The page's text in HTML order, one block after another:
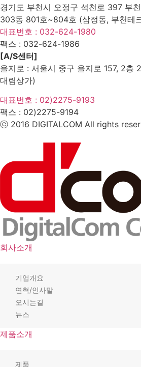
경기도 부천시 오정구 석천로 397 부
303동 801호~804호 (삼정동, 부천테
대표번호 : 032-624-1980
팩스 : 032-624-1986
[A/S센터]
을지로 : 서울시 중구 을지로 157, 2층
대림상가)
대표번호 : 02)2275-9193
팩스 : 02)2275-9194​
ⓒ 2016 DIGITALCOM All rights
회사소개
기업개요
연혁/인사말
오시는길
뉴스
제품소개
제품